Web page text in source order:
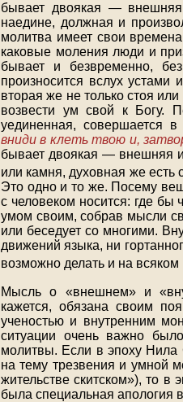
бывает двоякая —
наедине, должная и
молитва имеет свои
каковые моления люди и
бывает и безвременно,
произносится вслух
вторая же не только стоя
возвести ум свой к Богу.
уединенная, совершается в
вниди в клеть твою и,
бывает двоякая — внешняя
или камня, духовная же есть
Это одно и то же. Посему
с человеком носится: где бы
умом своим, собрав мысли
или беседует со многими.
движений языка, ни
возможно делать и на всяком
Мысль о «внешнем» и
кажется, обязана своим
ученостью и внутренним
ситуации очень важно
молитвы. Если в эпоху Нила
на тему трезвения и умной
жительстве скитском»), то в
была специальная апология